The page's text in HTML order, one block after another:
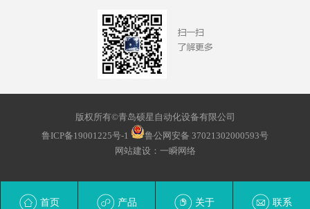
版权所有©青岛硕星自动化设备有限公司
鲁ICP备19001225号-1
鲁公网安备 37021302000593号
网站建设 ： 一瞬网络
首页 产品 关于 联系